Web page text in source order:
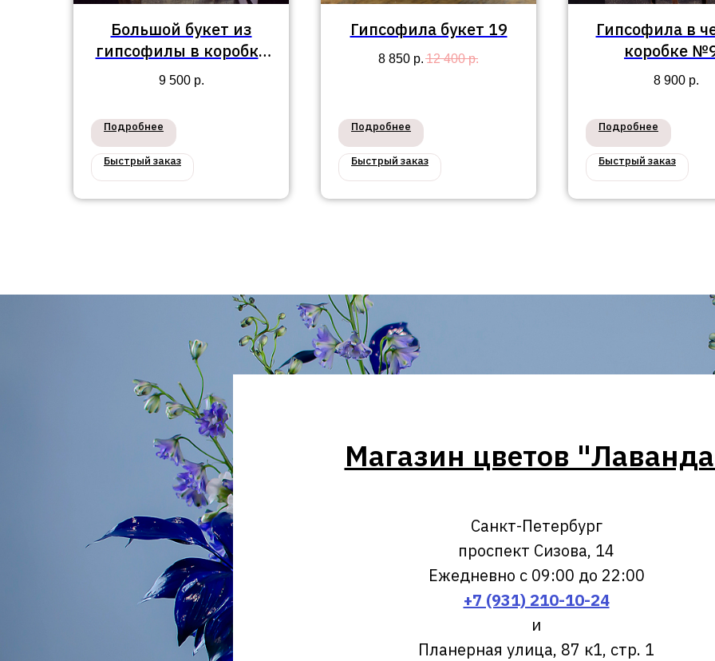
Большой букет из
гипсофилы в коробке
№101
9 500 р.
Подробнее
Быстрый заказ
Гипсофила букет 19
8 850 р. 12 400 р.
Подробнее
Быстрый заказ
Гипсофила в
коробке
8 900 р.
Подробнее
Быстрый заказ
Магазин цветов
Санкт-Петербург
проспект Сизова, 14
Ежедневно с 09:00 до 22:00
+7 (931) 210-10-24
и
Планерная улица, 87 к1, стр. 1